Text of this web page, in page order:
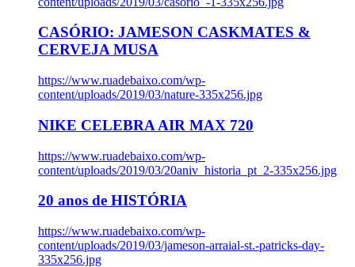
CASÓRIO: JAMESON CASKMATES &
CERVEJA MUSA
https://www.ruadebaixo.com/wp-
content/uploads/2019/03/nature-335x256.jpg
NIKE CELEBRA AIR MAX 720
https://www.ruadebaixo.com/wp-
content/uploads/2019/03/20aniv_historia_pt_2-335x256.jpg
20 anos de HISTÓRIA
https://www.ruadebaixo.com/wp-
content/uploads/2019/03/jameson-arraial-st.-patricks-day-
335x256.jpg